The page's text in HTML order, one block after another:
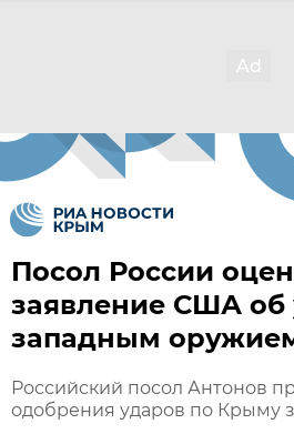
Посол России
заявление США об
западным
Российский посол Антонов
одобрения ударов по Крыму